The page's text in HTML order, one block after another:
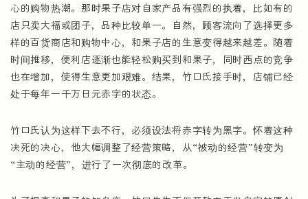
心的购物热潮。那时果子店对自家产品有强烈的执着，比如有的
店只卖大福或团子，品种比较单一。自然，顾客流向了选择更多
样的百货商店和购物中心，和果子店的生意变得越来越差。随着
时间推移，便利店逐渐也能轻松购买到和果子，同时西点的竞争
也在增加，使得生意更加艰难。结果，竹口氏接手时，店铺已经
处于每年一千万日元赤字的状态。
竹口氏认为这样下去不行，必须设法将赤字转为黑字。怀着这种
决死的决心，他大幅调整了经营策略，从“被动的经营”转变为
“主动的经营”，进行了一次彻底的改革。